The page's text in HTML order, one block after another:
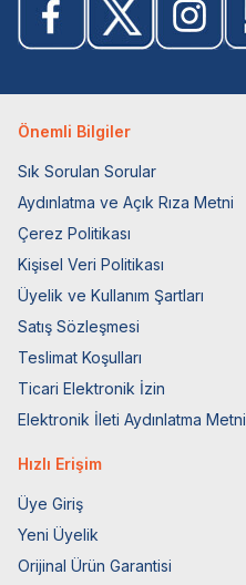
Önemli Bilgiler
Sık Sorulan Sorular
Aydınlatma ve Açık Rıza Metni
Çerez Politikası
Kişisel Veri Politikası
Üyelik ve Kullanım Şartları
Satış Sözleşmesi
Teslimat Koşulları
Ticari Elektronik İzin
Elektronik İleti Aydınlatma Metni
Hızlı Erişim
Üye Giriş
Yeni Üyelik
Orijinal Ürün Garantisi